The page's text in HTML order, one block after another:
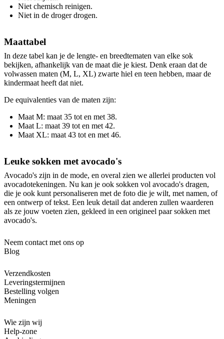
Niet chemisch reinigen.
Niet in de droger drogen.
Maattabel
In deze tabel kan je de lengte- en breedtematen van elke sok
bekijken, afhankelijk van de maat die je kiest. Denk eraan dat de
volwassen maten (M, L, XL) zwarte hiel en teen hebben, maar de
kindermaat heeft dat niet.
De equivalenties van de maten zijn:
Maat M: maat 35 tot en met 38.
Maat L: maat 39 tot en met 42.
Maat XL: maat 43 tot en met 46.
Leuke sokken met avocado's
Avocado's zijn in de mode, en overal zien we allerlei producten vol
avocadotekeningen. Nu kan je ook sokken vol avocado's dragen,
die je ook kunt personaliseren met de foto die je wilt, met namen, of
een ontwerp of tekst. Een leuk detail dat anderen zullen waarderen
als ze jouw voeten zien, gekleed in een origineel paar sokken met
avocado's.
Neem contact met ons op
Blog
Verzendkosten
Leveringstermijnen
Bestelling volgen
Meningen
Wie zijn wij
Help-zone